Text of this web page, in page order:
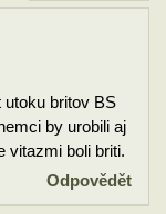
utoku britov BS
by urobili aj
vitazmi boli briti.
Odpovědět